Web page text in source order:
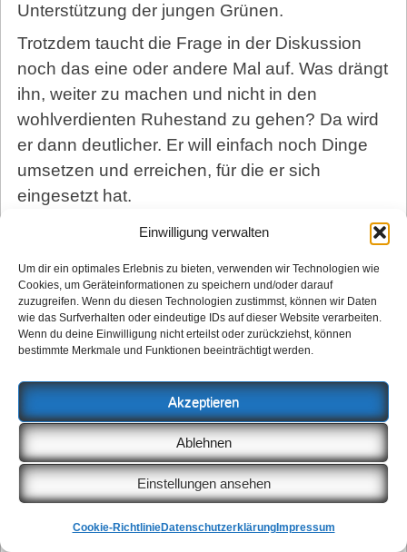
Einwilligung verwalten
Um dir ein optimales Erlebnis zu bieten, verwenden wir Technologien wie
Cookies, um Geräteinformationen zu speichern und/oder darauf
zuzugreifen. Wenn du diesen Technologien zustimmst, können wir Daten
wie das Surfverhalten oder eindeutige IDs auf dieser Website verarbeiten.
Wenn du deine Einwilligung nicht erteilst oder zurückziehst, können
bestimmte Merkmale und Funktionen beeinträchtigt werden.
Akzeptieren
Ablehnen
Einstellungen ansehen
Cookie-RichtlinieDatenschutzerklärungImpressum
Unterstützung der jungen Grünen.
Trotzdem taucht die Frage in der Diskussion
noch das eine oder andere Mal auf. Was drängt
ihn, weiter zu machen und nicht in den
wohlverdienten Ruhestand zu gehen? Da wird
er dann deutlicher. Er will einfach noch Dinge
umsetzen und erreichen, für die er sich
eingesetzt hat.
Im Moment, das spürt man, ist gerade auf den
ausmachen, so richtig was los:
Menschenrechte, Geheimdienste, bürgerliche
Freiheiten.
Einerseits ist da der NSU, andererseits die
NSA. Zumindest bei ersterem ist jetzt gerade
der Untersuchungsausschuss beendet worden.
Kurz vor der Entdeckung des NSU hatte
Ströbele 2009 eine kleine Anfrage zum
Oktoberfestattentat in München gestellt. Auch